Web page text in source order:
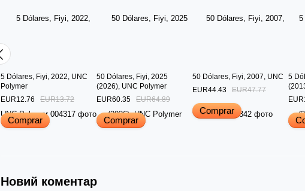
5 Dólares, Fiyi, 2022, UNC
Polymer
EUR12.76
EUR13.72
Comprar
50 Dólares, Fiyi, 2025
(2026), UNC Polymer
EUR60.35
EUR64.89
Comprar
50 Dólares, Fiyi, 2007, UNC
EUR44.43
EUR47.77
Comprar
5
Новий коментар